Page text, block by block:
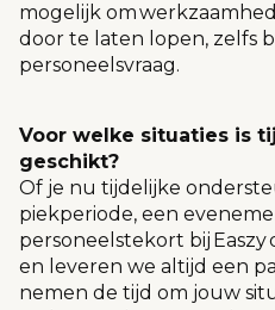
mogelijk om
door te laten lopen, zelfs
personeelsvraag.
Voor welke situaties is
geschikt?
Of je nu tijdelijke
piekperiode, een
personeelstekort bij Easzy
en leveren we altijd een
nemen de tijd om jouw